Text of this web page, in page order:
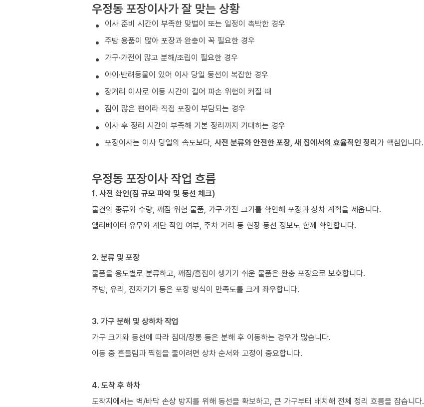
우정동 포장이사가 잘 맞는 상황
이사 준비 시간이 부족한 맞벌이 또는 일정이 촉박한 경우
주방 용품이 많아 포장과 완충이 꼭 필요한 경우
가구·가전이 많고 분해/조립이 필요한 경우
아이·반려동물이 있어 이사 당일 동선이 복잡한 경우
장거리 이사로 이동 시간이 길어 파손 위험이 커질 때
짐이 많은 편이라 직접 포장이 부담되는 경우
이사 후 정리 시간이 부족해 기본 정리까지 기대하는 경우
포장이사는 이사 당일의 속도보다, 사전 분류와 안전한 포장, 새 집에서의 효율적인 정리가 핵심입니다.
우정동 포장이사 작업 흐름
1. 사전 확인(짐 규모 파악 및 동선 체크)
물건의 종류와 수량, 깨짐 위험 물품, 가구·가전 크기를 확인해 포장과 상차 계획을 세웁니다.
엘리베이터 유무와 계단 작업 여부, 주차 거리 등 현장 동선 정보도 함께 확인합니다.
2. 분류 및 포장
물품을 용도별로 분류하고, 깨짐/흠집이 생기기 쉬운 물품은 완충 포장으로 보호합니다.
주방, 유리, 전자기기 등은 포장 방식이 만족도를 크게 좌우합니다.
3. 가구 분해 및 상하차 작업
가구 크기와 동선에 따라 침대/장롱 등은 분해 후 이동하는 경우가 많습니다.
이동 중 흔들림과 찍힘을 줄이려면 상차 순서와 고정이 중요합니다.
4. 도착 후 하차
도착지에서는 벽/바닥 손상 방지를 위해 동선을 확보하고, 큰 가구부터 배치해 전체 정리 흐름을 잡습니다.